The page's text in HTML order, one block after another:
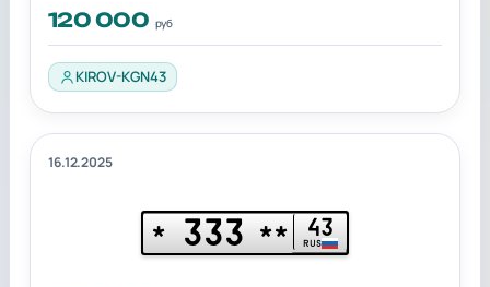
120 000 руб
KIROV-KGN43
16.12.2025
* 333 ** 43
RUS